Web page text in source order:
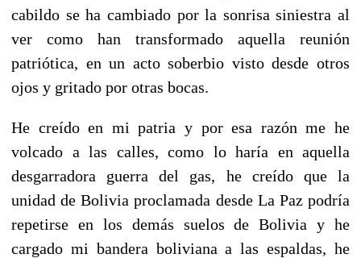
cabildo se ha cambiado por la sonrisa siniestra al
ver como han transformado aquella reunión
patriótica, en un acto soberbio visto desde otros
ojos y gritado por otras bocas.
He creído en mi patria y por esa razón me he
volcado a las calles, como lo haría en aquella
desgarradora guerra del gas, he creído que la
unidad de Bolivia proclamada desde La Paz podría
repetirse en los demás suelos de Bolivia y he
cargado mi bandera boliviana a las espaldas, he